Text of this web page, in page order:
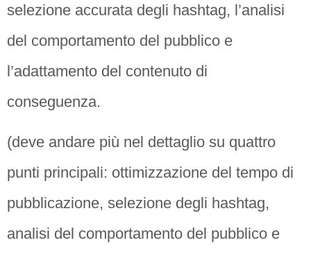
selezione accurata degli hashtag, l’analisi
del comportamento del pubblico e
l’adattamento del contenuto di
conseguenza.
(deve andare più nel dettaglio su quattro
punti principali: ottimizzazione del tempo di
pubblicazione, selezione degli hashtag,
analisi del comportamento del pubblico e